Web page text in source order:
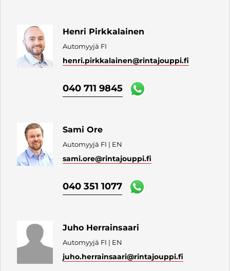
Henri Pirkkalainen
Automyyjä FI
henri.pirkkalainen@rintajouppi.fi
040 711 9845
Sami Ore
Automyyjä FI | EN
sami.ore@rintajouppi.fi
040 351 1077
Juho Herrainsaari
Automyyjä FI | EN
juho.herrainsaari@rintajouppi.fi